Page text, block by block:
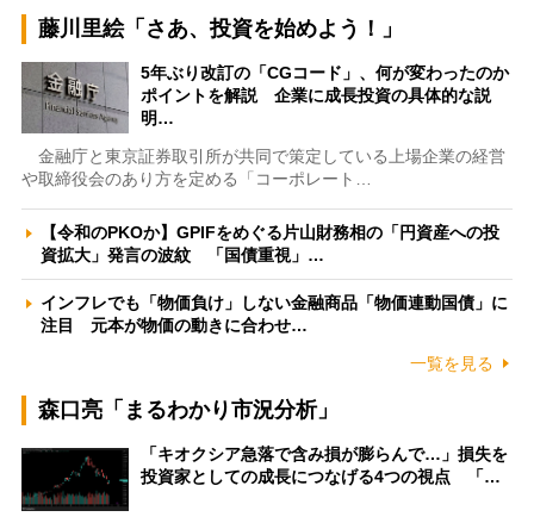
藤川里絵「さあ、投資を始めよう！」
5年ぶり改訂の「CGコード」、何が変わったのか
ポイントを解説 企業に成長投資の具体的な説
明…
金融庁と東京証券取引所が共同で策定している上場企業の経営
や取締役会のあり方を定める「コーポレート…
【令和のPKOか】GPIFをめぐる片山財務相の「円資産への投
資拡大」発言の波紋 「国債重視」…
インフレでも「物価負け」しない金融商品「物価連動国債」に
注目 元本が物価の動きに合わせ…
一覧を見る
森口亮「まるわかり市況分析」
「キオクシア急落で含み損が膨らんで…」損失を
投資家としての成長につなげる4つの視点 「…